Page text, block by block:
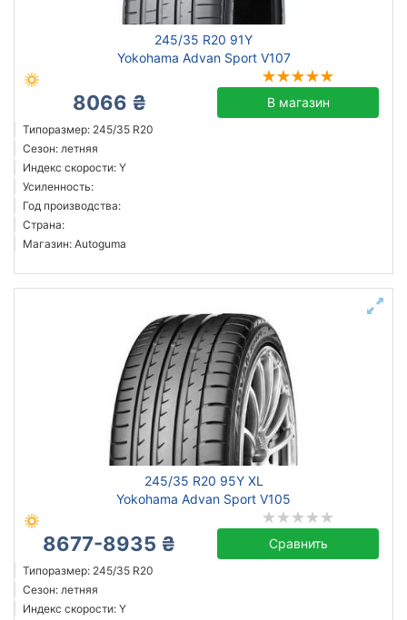
245/35 R20 91Y
Yokohama Advan Sport V107
8066 ₴ В магазин
Типоразмер: 245/35 R20
Сезон: летняя
Индекс скорости: Y
Усиленность:
Год производства:
Страна:
Магазин: Autoguma
245/35 R20 95Y XL
Yokohama Advan Sport V105
8677-8935 ₴ Сравнить
Типоразмер: 245/35 R20
Сезон: летняя
Индекс скорости: Y